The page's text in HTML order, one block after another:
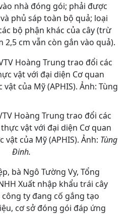
nhà đóng gói; phải được
phủ sáp toàn bộ quả; loại
bộ phận khác của cây (trừ
2,5 cm vẫn còn gắn vào quả).
Hoàng Trung trao đổi các
vật với đại diện Cơ quan
của Mỹ (APHIS). Ảnh: Tùng
Đinh.
bà Ngô Tường Vy, Tổng
Xuất nhập khẩu trái cây
ty đang cố gắng tạo
cơ sở đóng gói đáp ứng